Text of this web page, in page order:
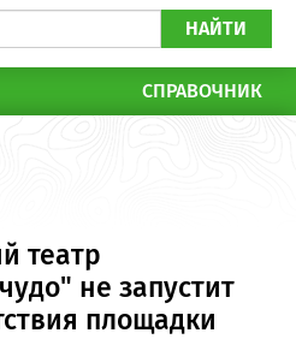
НАЙТИ
СПРАВОЧНИК
театр
не запустит
площадки